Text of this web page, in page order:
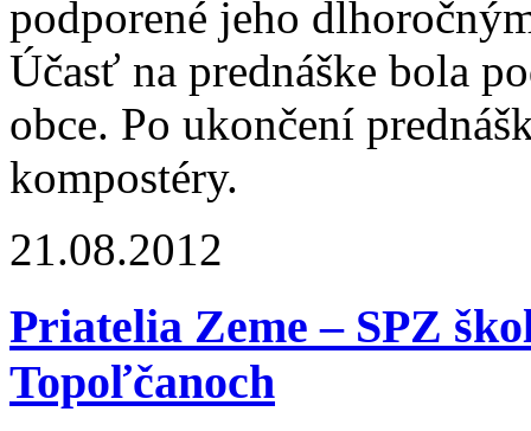
podporené jeho
Účasť na prednáške bola
obce. Po ukončení
kompostéry.
21.08.2012
Priatelia Zeme – SPZ
Topoľčanoch